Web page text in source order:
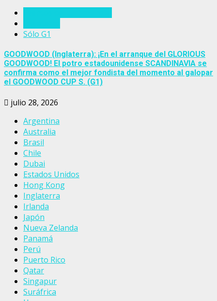
Sólo G1
GOODWOOD (Inglaterra): ¡En el arranque del GLORIOUS
GOODWOOD! El potro estadounidense SCANDINAVIA se
confirma como el mejor fondista del momento al galopar
el GOODWOOD CUP S. (G1)
julio 28, 2026
Argentina
Australia
Brasil
Chile
Dubai
Estados Unidos
Hong Kong
Inglaterra
Irlanda
Japón
Nueva Zelanda
Panamá
Perú
Puerto Rico
Qatar
Singapur
Suráfrica